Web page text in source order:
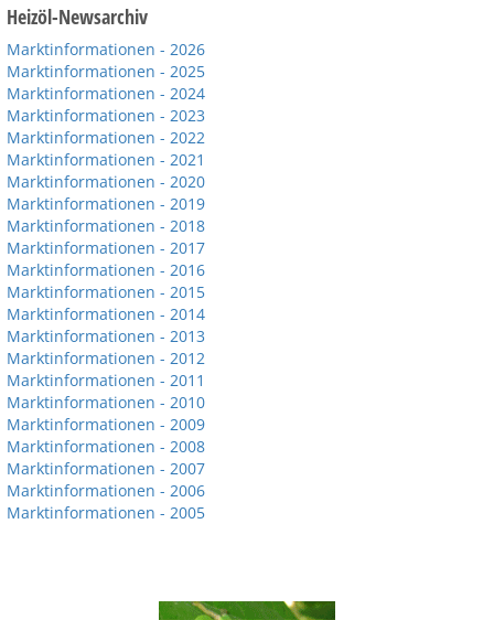
Heizöl-Newsarchiv
Marktinformationen - 2026
Marktinformationen - 2025
Marktinformationen - 2024
Marktinformationen - 2023
Marktinformationen - 2022
Marktinformationen - 2021
Marktinformationen - 2020
Marktinformationen - 2019
Marktinformationen - 2018
Marktinformationen - 2017
Marktinformationen - 2016
Marktinformationen - 2015
Marktinformationen - 2014
Marktinformationen - 2013
Marktinformationen - 2012
Marktinformationen - 2011
Marktinformationen - 2010
Marktinformationen - 2009
Marktinformationen - 2008
Marktinformationen - 2007
Marktinformationen - 2006
Marktinformationen - 2005